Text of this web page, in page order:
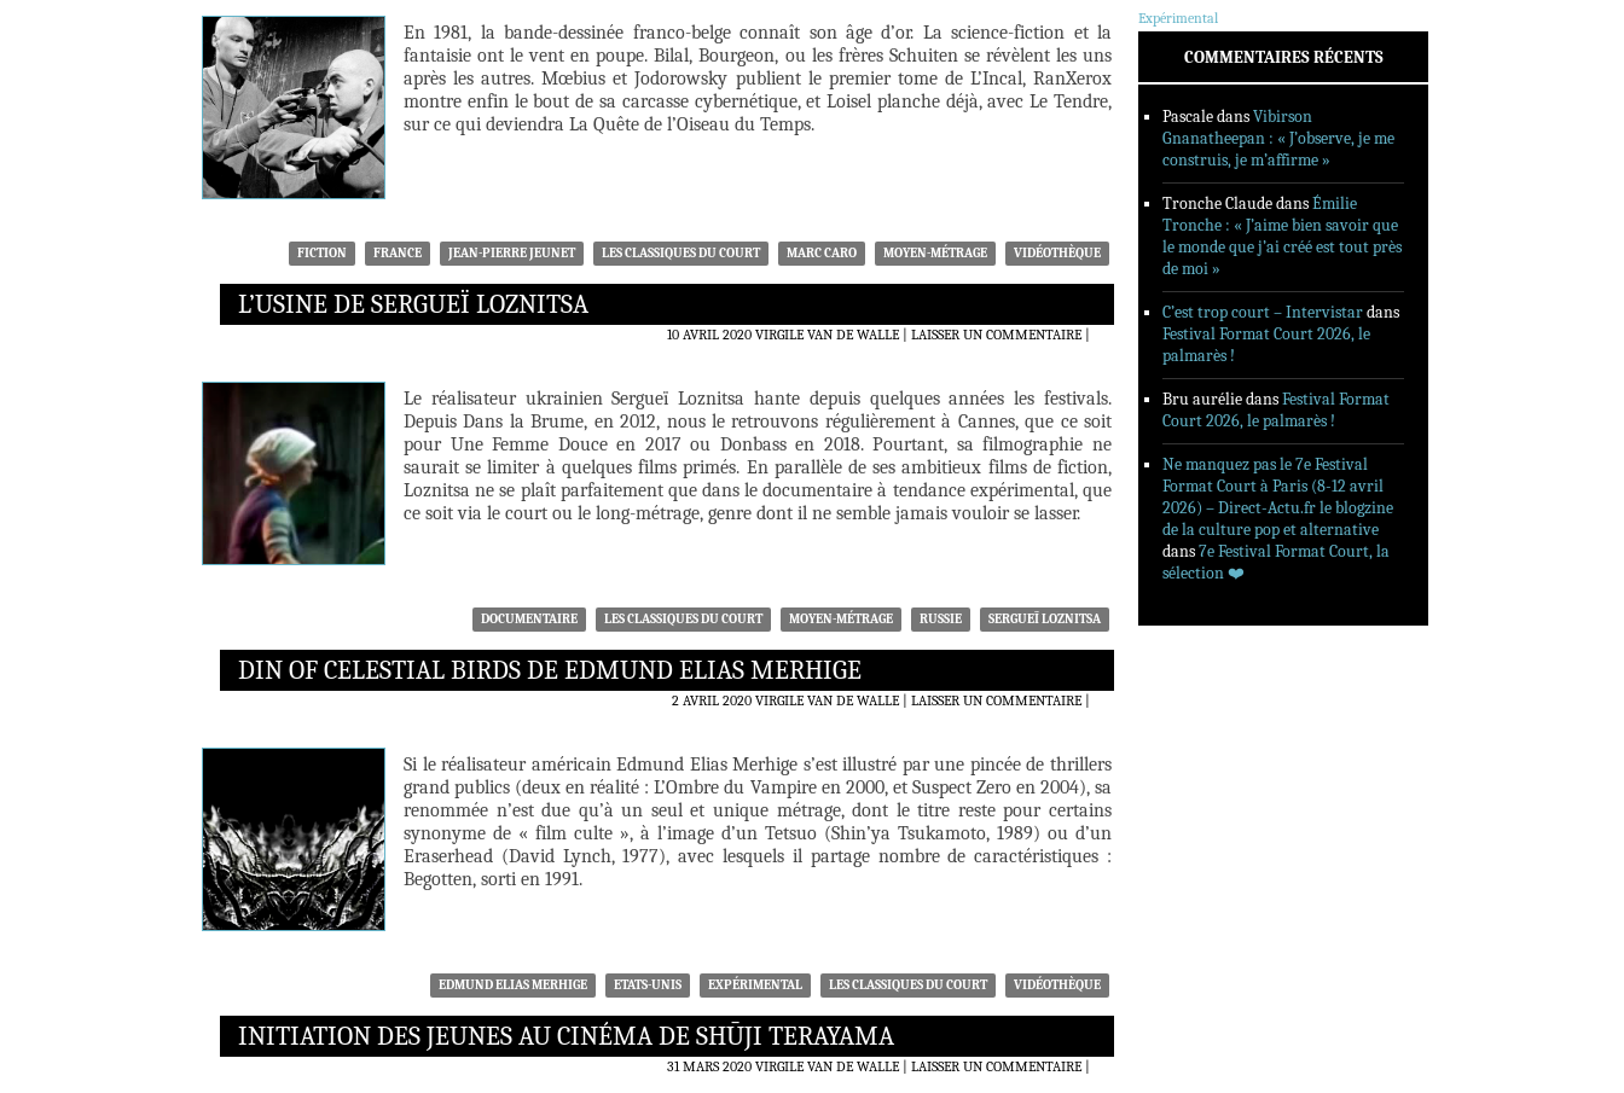
En 1981, la bande-dessinée franco-belge connaît son âge d’or. La science-fiction et la
fantaisie ont le vent en poupe. Bilal, Bourgeon, ou les frères Schuiten se révèlent les uns
après les autres. Mœbius et Jodorowsky publient le premier tome de L’Incal, RanXerox
montre enfin le bout de sa carcasse cybernétique, et Loisel planche déjà, avec Le Tendre,
sur ce qui deviendra La Quête de l’Oiseau du Temps.
FICTION FRANCE JEAN-PIERRE JEUNET LES CLASSIQUES DU COURT MARC CARO MOYEN-MÉTRAGE VIDÉOTHÈQUE
L’USINE DE SERGUEÏ LOZNITSA
10 AVRIL 2020 VIRGILE VAN DE WALLE LAISSER UN COMMENTAIRE|
Le réalisateur ukrainien Sergueï Loznitsa hante depuis quelques années les festivals.
Depuis Dans la Brume, en 2012, nous le retrouvons régulièrement à Cannes, que ce soit
pour Une Femme Douce en 2017 ou Donbass en 2018. Pourtant, sa filmographie ne
saurait se limiter à quelques films primés. En parallèle de ses ambitieux films de fiction,
Loznitsa ne se plaît parfaitement que dans le documentaire à tendance expérimental, que
ce soit via le court ou le long-métrage, genre dont il ne semble jamais vouloir se lasser.
DOCUMENTAIRE LES CLASSIQUES DU COURT MOYEN-MÉTRAGE RUSSIE SERGUEÏ LOZNITSA
DIN OF CELESTIAL BIRDS DE EDMUND ELIAS MERHIGE
2 AVRIL 2020 VIRGILE VAN DE WALLE LAISSER UN COMMENTAIRE|
Si le réalisateur américain Edmund Elias Merhige s’est illustré par une pincée de thrillers
grand publics (deux en réalité : L’Ombre du Vampire en 2000, et Suspect Zero en 2004), sa
renommée n’est due qu’à un seul et unique métrage, dont le titre reste pour certains
synonyme de « film culte », à l’image d’un Tetsuo (Shin’ya Tsukamoto, 1989) ou d’un
Eraserhead (David Lynch, 1977), avec lesquels il partage nombre de caractéristiques :
Begotten, sorti en 1991.
EDMUND ELIAS MERHIGE ETATS-UNIS EXPÉRIMENTAL LES CLASSIQUES DU COURT VIDÉOTHÈQUE
INITIATION DES JEUNES AU CINÉMA DE SHŪJI TERAYAMA
31 MARS 2020 VIRGILE VAN DE WALLE LAISSER UN COMMENTAIRE|
Expérimental
COMMENTAIRES RÉCENTS
PascaledansVibirson
Gnanatheepan : « J’observe, je me
construis, je m’affirme »
Tronche ClaudedansÉmilie
Tronche : « J’aime bien savoir que
le monde que j’ai créé est tout près
de moi »
C’est trop court – Intervistardans
Festival Format Court 2026, le
palmarès !
Bru auréliedansFestival Format
Court 2026, le palmarès !
Ne manquez pas le 7e Festival
Format Court à Paris (8-12 avril
2026) – Direct-Actu.fr le blogzine
de la culture pop et alternative
dans7e Festival Format Court, la
sélection ❤️‍